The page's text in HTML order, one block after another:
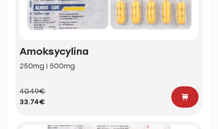
Amoksycylina
250mg | 500mg
40.49€
33.74€